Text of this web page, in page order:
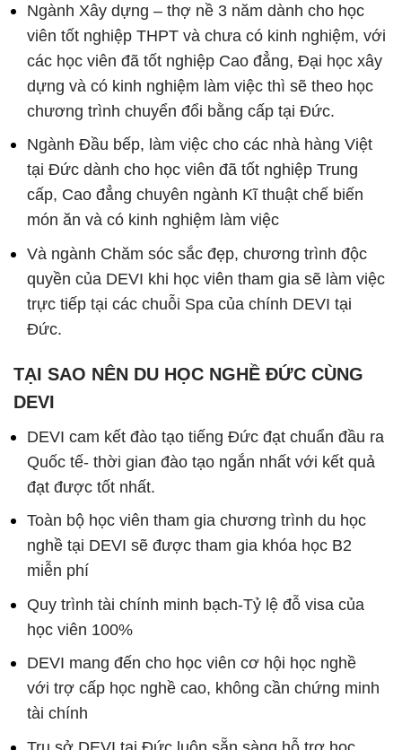
Ngành Xây dựng – thợ nề 3 năm dành cho học
viên tốt nghiệp THPT và chưa có kinh nghiệm, với
các học viên đã tốt nghiệp Cao đẳng, Đại học xây
dựng và có kinh nghiệm làm việc thì sẽ theo học
chương trình chuyển đổi bằng cấp tại Đức.
Ngành Đầu bếp, làm việc cho các nhà hàng Việt
tại Đức dành cho học viên đã tốt nghiệp Trung
cấp, Cao đẳng chuyên ngành Kĩ thuật chế biến
món ăn và có kinh nghiệm làm việc
Và ngành Chăm sóc sắc đẹp, chương trình độc
quyền của DEVI khi học viên tham gia sẽ làm việc
trực tiếp tại các chuỗi Spa của chính DEVI tại
Đức.
TẠI SAO NÊN DU HỌC NGHỀ ĐỨC CÙNG
DEVI
DEVI cam kết đào tạo tiếng Đức đạt chuẩn đầu ra
Quốc tế- thời gian đào tạo ngắn nhất với kết quả
đạt được tốt nhất.
Toàn bộ học viên tham gia chương trình du học
nghề tại DEVI sẽ được tham gia khóa học B2
miễn phí
Quy trình tài chính minh bạch-Tỷ lệ đỗ visa của
học viên 100%
DEVI mang đến cho học viên cơ hội học nghề
với trợ cấp học nghề cao, không cần chứng minh
tài chính